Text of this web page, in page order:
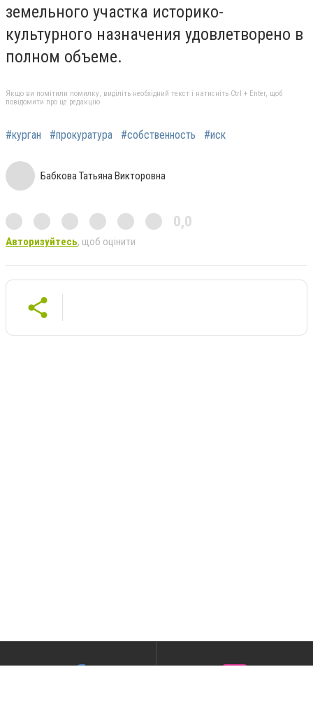
земельного участка историко-
культурного назначения удовлетворено в
полном объеме.
Якщо ви помітили помилку, виділіть необхідний текст і натисніть Ctrl + Enter, щоб
повідомити про це редакцію
#курган #прокуратура #собственность #иск
Бабкова Татьяна Викторовна
0,0
Авторизуйтесь, щоб оцінити